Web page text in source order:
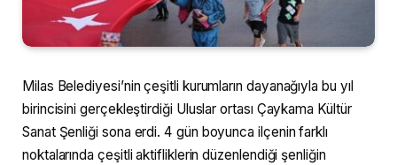
Milas Belediyesi’nin çeşitli kurumların dayanağıyla bu yıl
birincisini gerçekleştirdiği Uluslar ortası Çaykama Kültür
Sanat Şenliği sona erdi. 4 gün boyunca ilçenin farklı
noktalarında çeşitli aktifliklerin düzenlendiği şenliğin